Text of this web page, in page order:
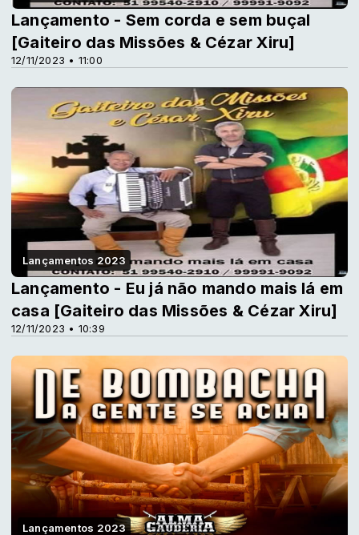
12/11/2023 • 11:00
Lançamento - Sem corda e sem buçal
[Gaiteiro das Missões & Cézar Xiru]
Lançamentos 2023
12/11/2023 • 10:39
Lançamento - Eu já não mando mais lá em
casa [Gaiteiro das Missões & Cézar Xiru]
Lançamentos 2023